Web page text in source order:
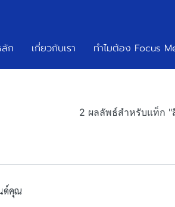
ก เกี่ยวกับเรา ทำไมต้อง Focus
2 ผลลัพธ์สำหรับแท็ก
ด์คุณ